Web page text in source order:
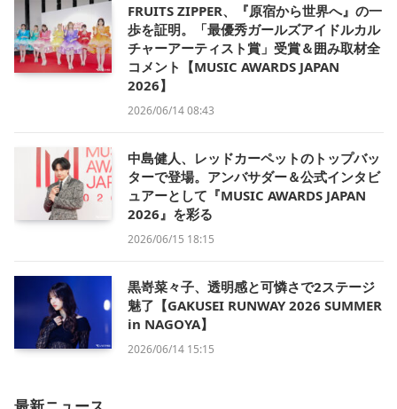
FRUITS ZIPPER、『原宿から世界へ』の一
歩を証明。「最優秀ガールズアイドルカル
チャーアーティスト賞」受賞＆囲み取材全
コメント【MUSIC AWARDS JAPAN
2026】
2026/06/14 08:43
中島健人、レッドカーペットのトップバッ
ターで登場。アンバサダー＆公式インタビ
ュアーとして『MUSIC AWARDS JAPAN
2026』を彩る
2026/06/15 18:15
黒嵜菜々子、透明感と可憐さで2ステージ
魅了【GAKUSEI RUNWAY 2026 SUMMER
in NAGOYA】
2026/06/14 15:15